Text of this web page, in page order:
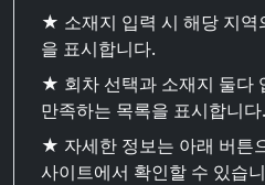
★ 소재지 입력 시 해당 지역
을 표시합니다.
★ 회차 선택과 소재지 둘다
만족하는 목록을 표시합니다.
★ 자세한 정보는 아래 버튼
사이트에서 확인할 수 있습